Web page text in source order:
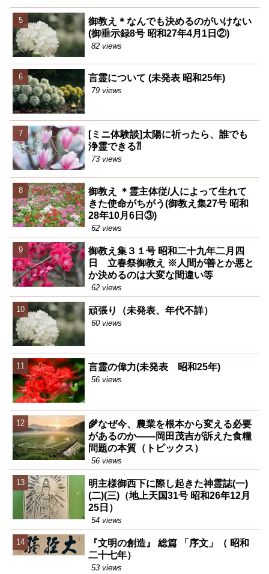
御教え＊なんでも決めるのがいけない
(御垂示録8号 昭和27年4月1日②)
82 views
言霊について (未発表 昭和25年)
79 views
[ミニ体験談]太陽に祈ったら、誰でも
浄霊できる⁈
73 views
御教え ＊霊主体従/人によって生れて
きた使命がちがう(御教え集27号 昭和
28年10月6日③)
62 views
御教え集３１号 昭和二十九年二月四
日 立春祭御教え ※人間が善とか悪と
か決めるのは大変な間違い等
62 views
頑張り（未発表、年代不詳）
60 views
言霊の偉力(未発表 昭和25年)
56 views
🌾なぜ今、農業を根本から変える必要
があるのか――岡田茂吉が訴えた食糧
問題の本質（トピックス）
56 views
明主様御西下に際し起きた神霊誌(一)
(二)(三)（地上天国31号 昭和26年12月
25日）
54 views
『文明の創造』 総篇 「序文」（ 昭和
二十七年）
53 views